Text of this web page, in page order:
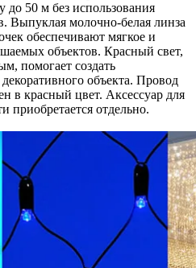
до 50 м без использования
Выпуклая молочно-белая линза
обеспечивают мягкое и
объектов. Красный свет,
помогает создать
объекта. Провод
в красный цвет. Аксессуар для
приобретается отдельно.